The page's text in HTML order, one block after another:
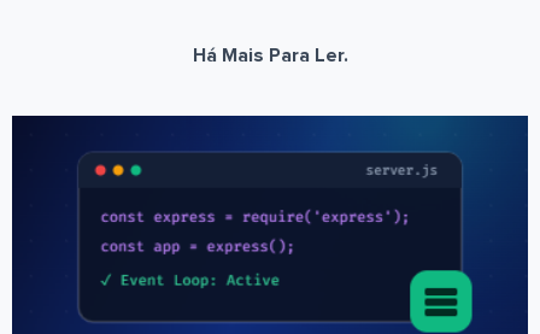
Há Mais Para Ler.